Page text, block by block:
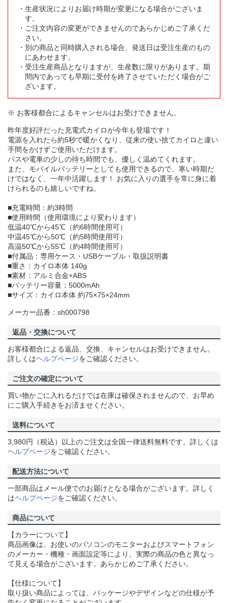
生産状況によりお届け時期が変更になる場合がございま
す。
ご注文内容の変更ができませんのであらかじめご了承くだ
さい。
別の商品と同時購入される場合、発送日は受注生産のもの
にあわせます。
受注生産商品となりますが、生産数に限りがあります。期
間内であっても早期に受付を終了させていただく場合がご
ざいます。
※ お客様都合によるキャンセルはお受けできません。
昨年度好評だった充電式カイロが今年も登場です！
電源を入れたら約5秒で暖かくなり、従来の使い捨てカイロと違い
手間をかけずご使用いただけます。
バスや電車の少しの待ち時間でも、優しく温めてくれます。
また、モバイルバッテリーとしても使用できるので、寒い時期だ
けではなく、一年中活躍します！ お気に入りの選手を常に身に着
けられるのも嬉しいですね。
■充電時間：約3時間
■使用時間（使用環境により変わります）
低温40℃から45℃（約6時間使用可）
中温45℃から50℃（約5時間使用可）
高温50℃から55℃（約4時間使用可）
■付属品：専用ケース・USBケーブル・取扱説明書
■重さ：カイロ本体 140g
■素材：アルミ合金+ABS
■バッテリー容量：5000mAh
■サイズ：カイロ本体 約75×75×24mm
メーカー品番：sh000798
返品・交換について
お客様都合による返品、交換、キャンセルはお受けできません。
詳しくはヘルプページをご確認ください。
ご注文の確定について
買い物かごに入れるだけでは在庫は確保されませんので、お早め
にご購入手続きをお済ませください。
送料について
3,980円（税込）以上のご注文は全国一律送料無料です。詳しくは
ヘルプページをご確認ください。
配送方法について
一部商品はメール便でのお届けとなる場合がございます。詳しく
はヘルプページをご確認ください。
商品について
【カラーについて】
商品画像は、お使いのパソコンのモニターおよびスマートフォン
のメーカー・機種・画面設定等により、実際の商品の色と異なっ
て見える場合がございます。あらかじめご了承ください。
【仕様について】
取り扱い商品によっては、パッケージやデザインなどの仕様が予